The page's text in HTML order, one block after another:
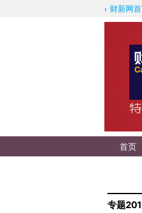
财新网
首页
专题